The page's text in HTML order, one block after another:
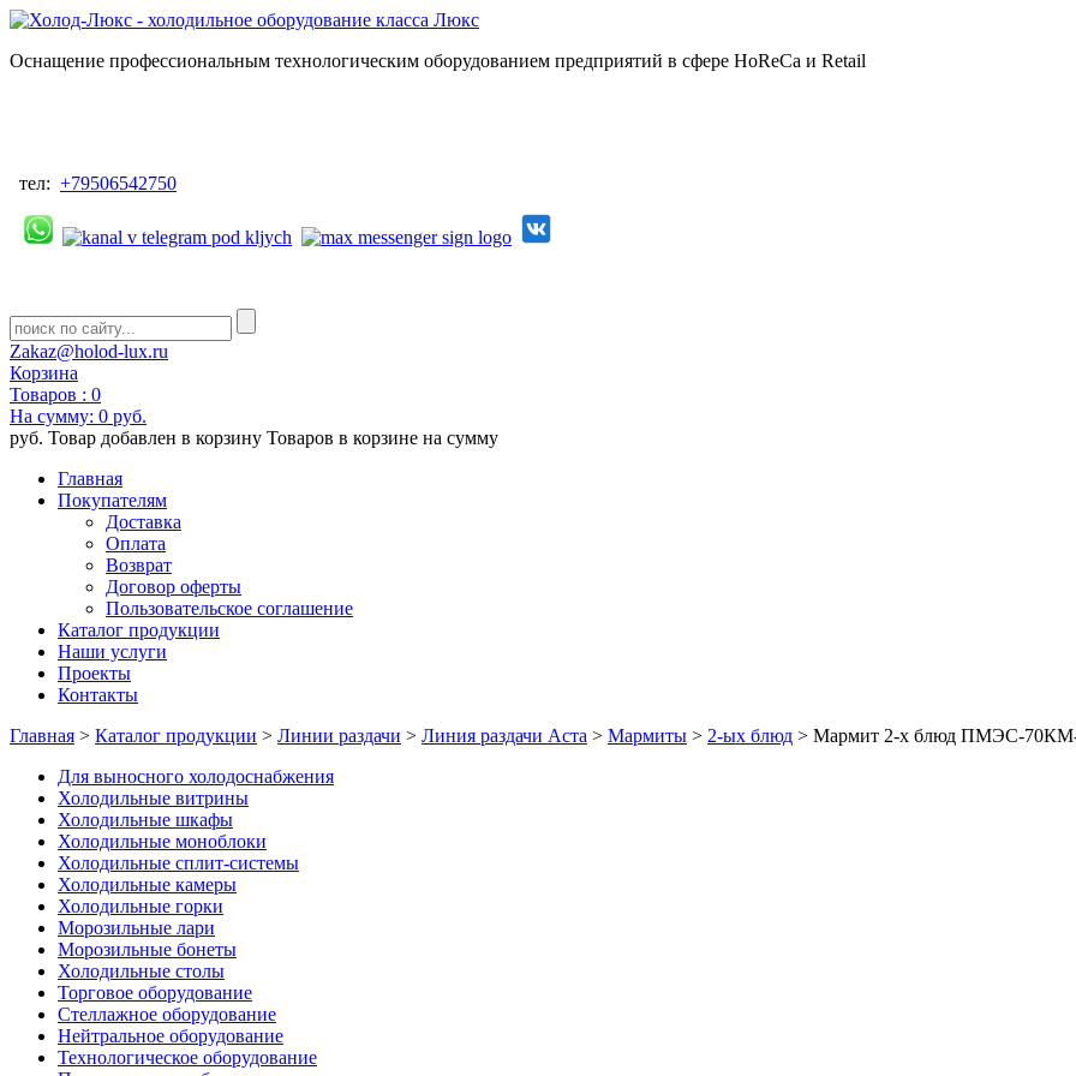
Оснащение профессиональным технологическим оборудованием предприятий в сфере HoReCa и Retail
тел: +79506542750
Zakaz@holod-lux.ru
Корзина
Товаров : 0
На сумму: 0 руб.
руб. Товар добавлен в корзину Товаров в корзине на сумму
Главная
Покупателям
Доставка
Оплата
Возврат
Договор оферты
Пользовательское соглашение
Каталог продукции
Наши услуги
Проекты
Контакты
Главная > Каталог продукции > Линии раздачи > Линия раздачи Аста > Мармиты > 2-ых блюд > Мармит 2-х блюд ПМЭС-
Для выносного холодоснабжения
Холодильные витрины
Холодильные шкафы
Холодильные моноблоки
Холодильные сплит-системы
Холодильные камеры
Холодильные горки
Морозильные лари
Морозильные бонеты
Холодильные столы
Торговое оборудование
Стеллажное оборудование
Нейтральное оборудование
Технологическое оборудование